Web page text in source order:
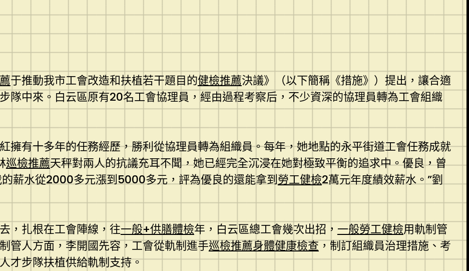
于推動我市工會改造和扶植若干題目的健檢推薦決議》（以下簡稱《措施》）提出，讓合適
隊中來。白云區原有20名工會協理員，經由過程考察后，不少資深的協理員轉為工會組織
擁有十多年的任務經歷，勝利從協理員轉為組織員。每年，她地點的永平街道工會任務成就
巡檢推薦天秤對兩人的抗議充耳不聞，她已經完全沉浸在她對極致平衡的追求中。優良，曾
的薪水從2000多元漲到5000多元，評為優良的還能拿到勞工健檢2萬元年度績效薪水。”劉
，扎根在工會陣線，往一般+供膳體檢年，白云區總工會幾次出招， 一般勞工健檢用軌制管
管人方面，李開國先容，工會從軌制進手巡檢推薦身體健康檢查，制訂組織員治理措施、考
才步隊扶植供給軌制支持。